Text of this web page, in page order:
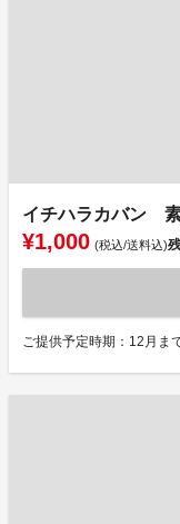
イチハラカバン
¥1,000 (税込/送料込)
ご提供予定時期：12月ま